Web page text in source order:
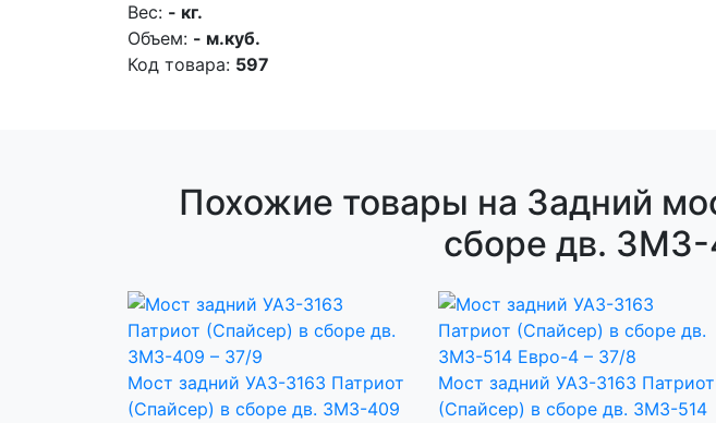
Вес: - кг.
Объем: - м.куб.
Код товара: 597
Похожие товары на Задний
сборе дв.
Мост задний УАЗ-3163 Патриот
(Спайсер) в сборе дв. ЗМЗ-409
Мост задний УАЗ-3163 Патриот
(Спайсер) в сборе дв. ЗМЗ-514